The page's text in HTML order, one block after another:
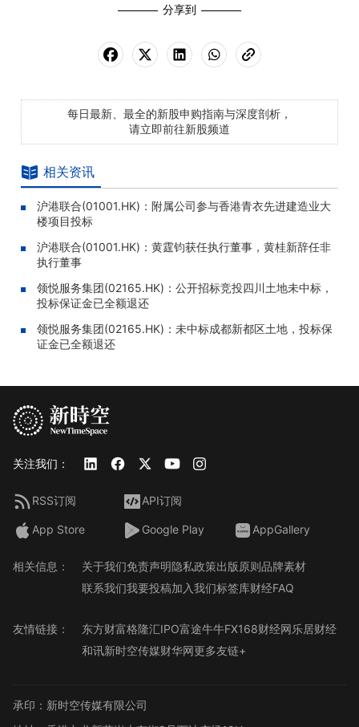
分享到
每日最新、最全的新股申购指南与深度剖析，
请立即前往新股频道
相关资讯
沪港联合(01001.HK)：附属公司参与香港青衣先进建造业大
楼项目投标
沪港联合(01001.HK)：黄霆钧获任执行董事，黄桂新辞任非
执行董事
领悦服务集团(02165.HK)：公开招标竞投四川土地未中标，
投标保证金已全额退还
领悦服务集团(02165.HK)：未中标成都新都区土地，投标保
证金已全额退还
关注我们：
RSS订阅 API订阅
App Store Google Play AppGallery
相关信息： 关于我们免责声明隐私政策出版原则品牌素材
联系我们我要投稿加入我们标签库财经FAQ
友情链接： 东方财富格隆汇IPO富途牛牛FX168财经网乐居财经
和讯新时空传媒财华网更多友链+
承印：新时空传媒有限公司